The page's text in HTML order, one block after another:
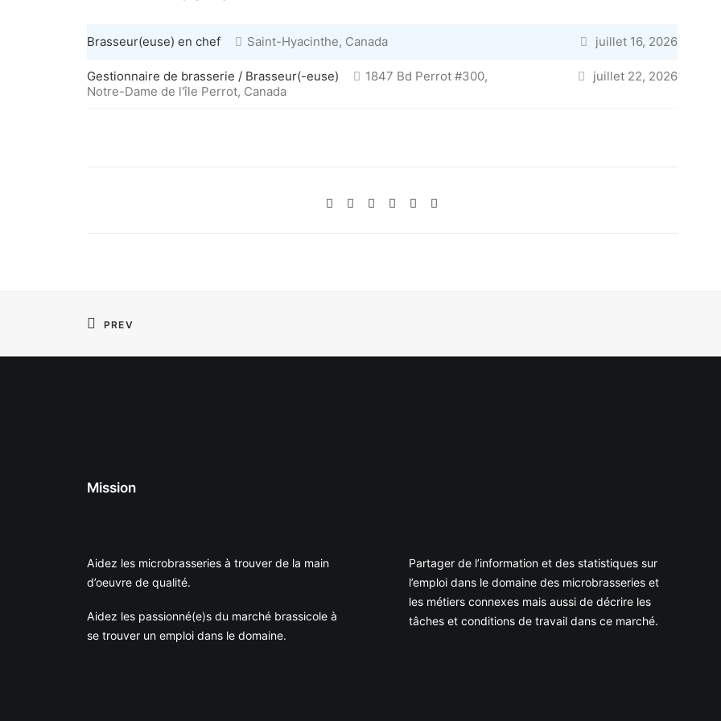
Brasseur(euse) en chef Saint-Hyacinthe, Canada juillet 16, 2026
Gestionnaire de brasserie / Brasseur(-euse)
1847 Bd Perrot #300,
Notre-Dame de l'île Perrot, Canada
juillet 22, 2026
PREV
Mission
Aidez les microbrasseries à trouver de la main
d’oeuvre de qualité.
Aidez les passionné(e)s du marché brassicole à
se trouver un emploi dans le domaine.
Partager de l’information et des statistiques sur
l’emploi dans le domaine des microbrasseries et
les métiers connexes mais aussi de décrire les
tâches et conditions de travail dans ce marché.